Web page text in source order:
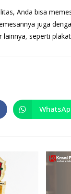
Anda bisa
juga
seperti